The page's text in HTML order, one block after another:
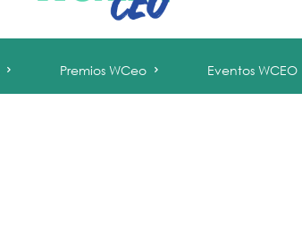
Premios WCeo Eventos WCEO